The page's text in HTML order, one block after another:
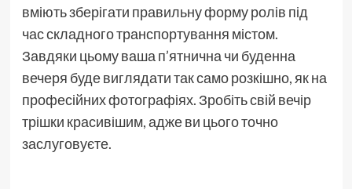
вміють зберігати правильну форму ролів під
час складного транспортування містом.
Завдяки цьому ваша п’ятнична чи буденна
вечеря буде виглядати так само розкішно, як на
професійних фотографіях. Зробіть свій вечір
трішки красивішим, адже ви цього точно
заслуговуєте.